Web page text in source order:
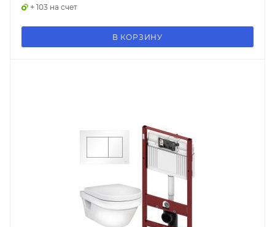
+ 103 на счет
В КОРЗИНУ